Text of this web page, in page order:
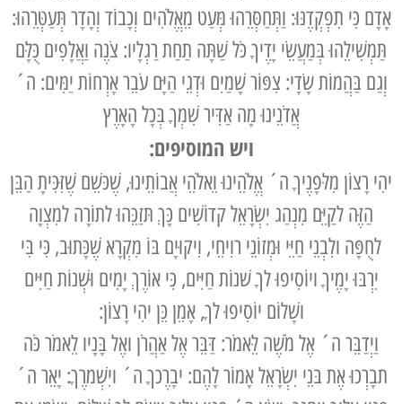
אָדָם כִּי תִפְקְדֶנּוּ: וַתְּחַסְּרֵהוּ מְּעַט מֵאֱלֹהִים וְכָבוֹד וְהָדָר תְּעַטְּרֵהוּ:
תַּמְשִׁילֵהוּ בְּמַעֲשֵׂי יָדֶיךָ כֹּל שַׁתָּה תַחַת רַגְלָיו: צֹנֶה וַאֲלָפִים כֻּלָּם
וְגַם בַּהֲמוֹת שָׂדָי: צִפּוֹר שָׁמַיִם וּדְגֵי הַיָּם עֹבֵר אָרְחוֹת יַמִּים: ה´
אֲדֹנֵינוּ מָה אַדִּיר שִׁמְךָ בְּכָל הָאָרֶץ
ויש המוסיפים:
יהִי רָצוֹן מִלּפָנֶיךָ ה´ אֱלֹהֵינוּ וֵאלֹהֵי אֲבוֹתֵינוּ, שֶׁכּשֵׁם שֶׁזִּכִּיתָ הַבֵּן
הַזֶּה לקַיֵּם מִנְהַג יִשְׂרָאֵל קדוֹשִׁים כָּךְ תּזַכֵּהוּ לתוֹרָה למִצְוָה
לחֻפָּה ולִבְנֵי חַיֵּי וּמְזוֹנֵי רוִיחֵי, וִיקוּיָם בּוֹ מִקְרָא שֶׁכָּתוּב, כִּי בִּי
יִרְבּוּ יָמֶיךָ ויוֹסִיפוּ לךָ שׁנוֹת חַיִּים, כִּי אוֹרֶךְ יָמִים וּשְׁנוֹת חַיִּים
ושָׁלוֹם יוֹסִיפוּ לךָ, אָמֵן כֵּן יהִי רָצוֹן:
וַיְדַבֵּר ה´ אֶל מֹשֶׁה לֵּאמֹר: דַּבֵּר אֶל אַהֲרֹן ואֶל בָּנָיו לֵאמֹר כֹּה
תבָרְכוּ אֶת בּנֵי יִשְׂרָאֵל אָמוֹר לָהֶם: יבָרֶכךָ ה´ ויִשְׁמרֶךָ: יָאֵר ה´